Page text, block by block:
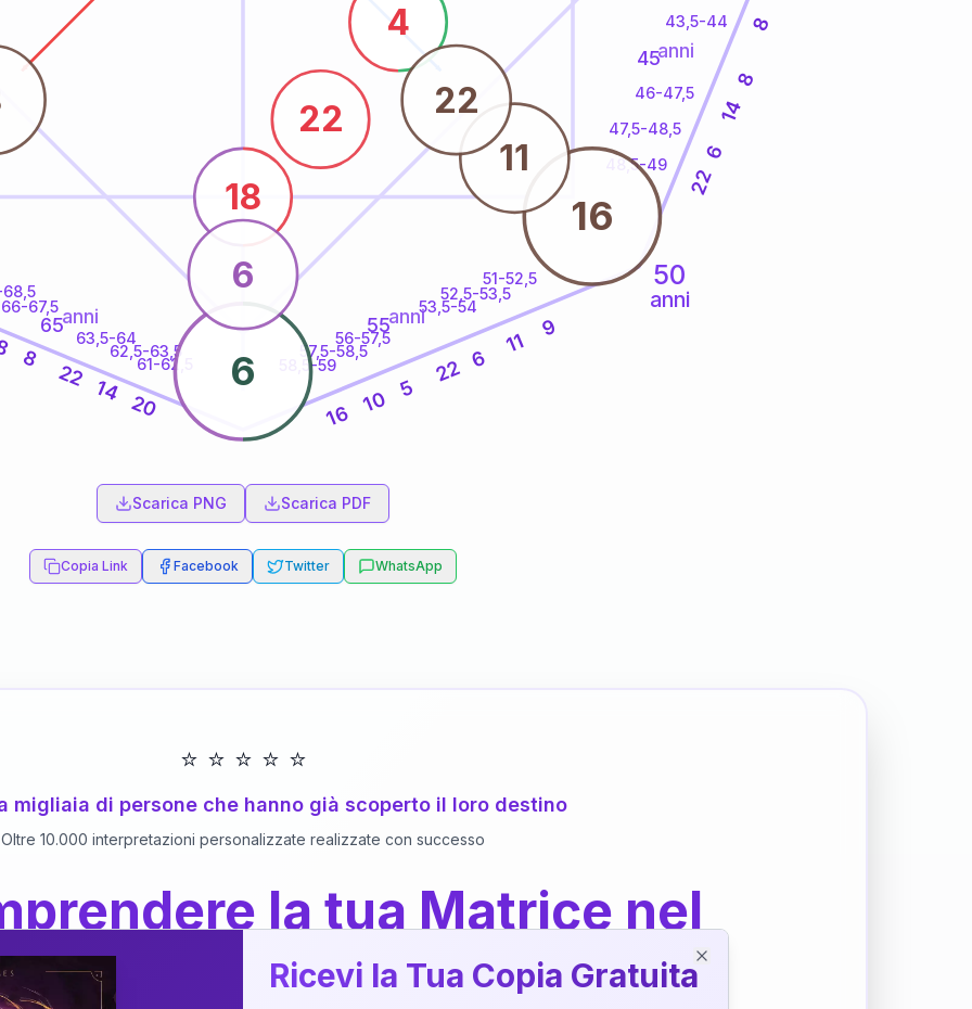
50
anni
anni
43,5-44
46-47,5
47,5-48,5
48,5-49
51-52,5
52,5-53,5
53,5-54
56-57,5
57,5-58,5
58,5-59
61-62,5
62,5-63,5
63,5-64
66-67,5
68,5
8
8
14
6
22
9
11
6
22
5
10
16
20
14
22
8 6
16
18
22
4
6
11
22
45anni
55anni
65anni
Scarica PNG Scarica PDF
Copia Link Facebook Twitter WhatsApp
⭐ ⭐ ⭐ ⭐ ⭐
migliaia di persone che hanno già scoperto il loro destino
Oltre 10.000 interpretazioni personalizzate realizzate con successo
la tua Matrice nel
dettaglio?
del Libro
Ricevi la Tua Copia Gratuita